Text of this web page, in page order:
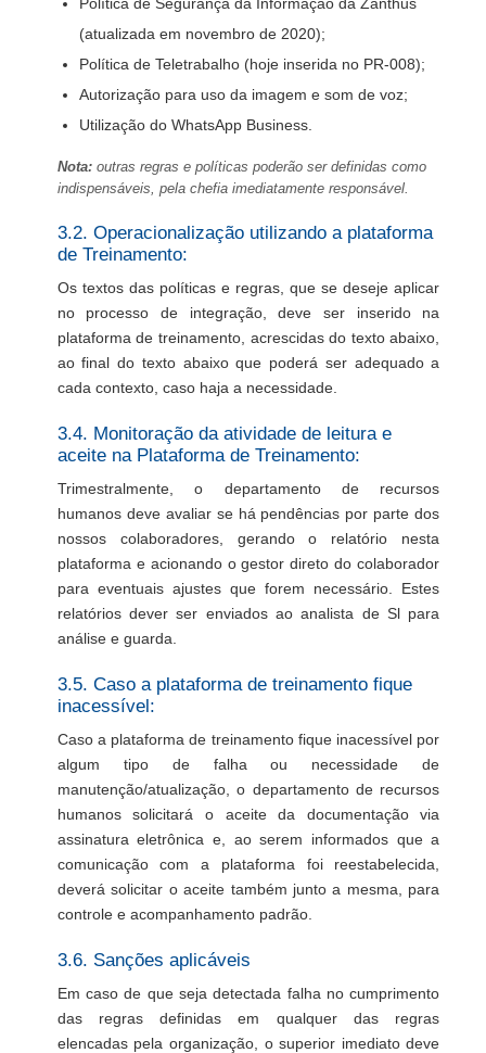
(atualizada em novembro de 2020);
Política de Teletrabalho (hoje inserida no PR-008);
Autorização para uso da imagem e som de voz;
Utilização do WhatsApp Business.
Nota:outras regras e políticas poderão ser definidas como
indispensáveis, pela chefia imediatamente responsável.
3.2. Operacionalização utilizando a plataforma
de Treinamento:
Os textos das políticas e regras, que se deseje aplicar
no processo de integração, deve ser inserido na
plataforma de treinamento, acrescidas do texto abaixo,
ao final do texto abaixo que poderá ser adequado a
cada contexto, caso haja a necessidade.
3.4. Monitoração da atividade de leitura e
aceite na Plataforma de Treinamento:
Trimestralmente, o departamento de recursos
humanos deve avaliar se há pendências por parte dos
nossos colaboradores, gerando o relatório nesta
plataforma e acionando o gestor direto do colaborador
para eventuais ajustes que forem necessário. Estes
relatórios dever ser enviados ao analista de Sl para
análise e guarda.
3.5. Caso a plataforma de treinamento fique
inacessível:
Caso a plataforma de treinamento fique inacessível por
algum tipo de falha ou necessidade de
manutenção/atualização, o departamento de recursos
humanos solicitará o aceite da documentação via
assinatura eletrônica e, ao serem informados que a
comunicação com a plataforma foi reestabelecida,
deverá solicitar o aceite também junto a mesma, para
controle e acompanhamento padrão.
3.6. Sanções aplicáveis
Em caso de que seja detectada falha no cumprimento
das regras definidas em qualquer das regras
elencadas pela organização, o superior imediato deve